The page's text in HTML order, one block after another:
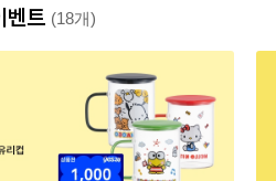
벤트 (18개)